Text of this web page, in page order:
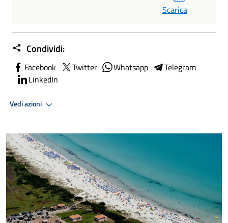
Scarica
Condividi:
Facebook Twitter Whatsapp
Telegram
LinkedIn
Vedi azioni